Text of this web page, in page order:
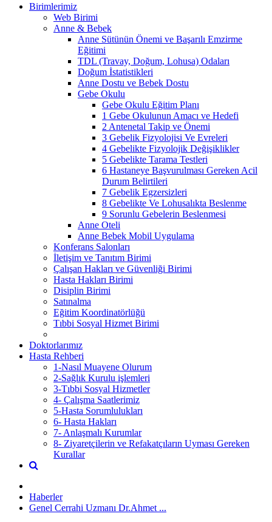
Birimlerimiz
Web Birimi
Anne & Bebek
Anne Sütünün Önemi ve Başarılı Emzirme
Eğitimi
TDL (Travay, Doğum, Lohusa) Odaları
Doğum İstatistikleri
Anne Dostu ve Bebek Dostu
Gebe Okulu
Gebe Okulu Eğitim Planı
1 Gebe Okulunun Amacı ve Hedefi
2 Antenetal Takip ve Önemi
3 Gebelik Fizyolojisi Ve Evreleri
4 Gebelikte Fizyolojik Değişiklikler
5 Gebelikte Tarama Testleri
6 Hastaneye Başvurulması Gereken Acil
Durum Belirtileri
7 Gebelik Egzersizleri
8 Gebelikte Ve Lohusalıkta Beslenme
9 Sorunlu Gebelerin Beslenmesi
Anne Oteli
Anne Bebek Mobil Uygulama
Konferans Salonları
İletişim ve Tanıtım Birimi
Çalışan Hakları ve Güvenliği Birimi
Hasta Hakları Birimi
Disiplin Birimi
Satınalma
Eğitim Koordinatörlüğü
Tıbbi Sosyal Hizmet Birimi
Doktorlarımız
Hasta Rehberi
1-Nasıl Muayene Olurum
2-Sağlık Kurulu işlemleri
3-Tıbbi Sosyal Hizmetler
4- Çalışma Saatlerimiz
5-Hasta Sorumlulukları
6- Hasta Hakları
7- Anlaşmalı Kurumlar
8- Ziyaretçilerin ve Refakatçıların Uyması Gereken
Kurallar
Haberler
Genel Cerrahi Uzmanı Dr.Ahmet ...